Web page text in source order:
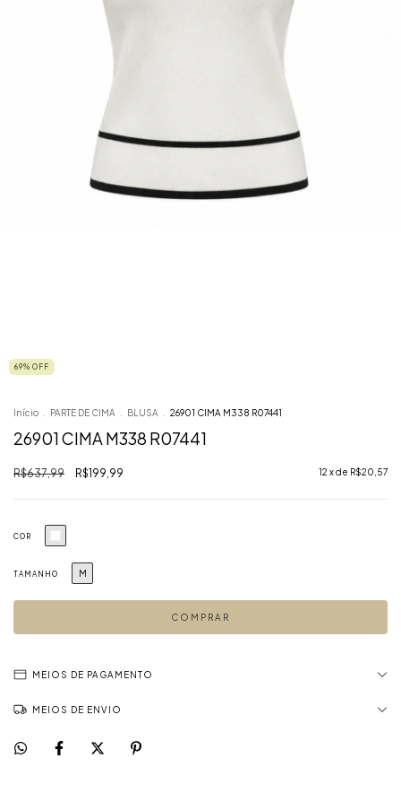
69% OFF
Início . PARTE DE CIMA . BLUSA . 26901 CIMA M338 R07441
26901 CIMA M338 R07441
R$637,99 R$199,99 12 x de R$20,57
COR
TAMANHO M
MEIOS DE PAGAMENTO
MEIOS DE ENVIO